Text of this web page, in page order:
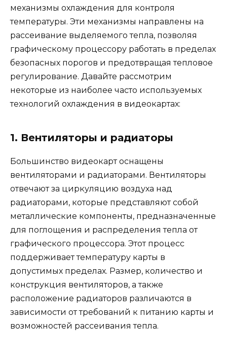
механизмы охлаждения для контроля
температуры. Эти механизмы направлены на
рассеивание выделяемого тепла, позволяя
графическому процессору работать в пределах
безопасных порогов и предотвращая тепловое
регулирование. Давайте рассмотрим
некоторые из наиболее часто используемых
технологий охлаждения в видеокартах:
1. Вентиляторы и радиаторы
Большинство видеокарт оснащены
вентиляторами и радиаторами. Вентиляторы
отвечают за циркуляцию воздуха над
радиаторами, которые представляют собой
металлические компоненты, предназначенные
для поглощения и распределения тепла от
графического процессора. Этот процесс
поддерживает температуру карты в
допустимых пределах. Размер, количество и
конструкция вентиляторов, а также
расположение радиаторов различаются в
зависимости от требований к питанию карты и
возможностей рассеивания тепла.